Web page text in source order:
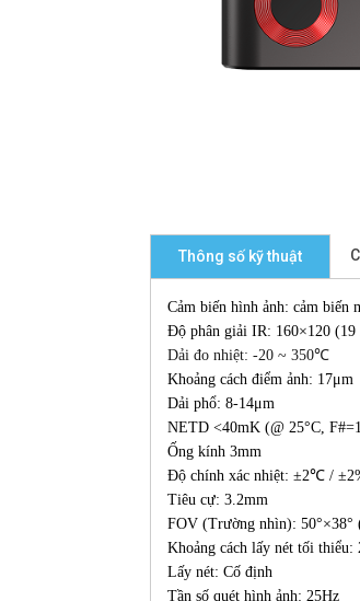
Thông số kỹ thuật
Cảm biến hình ảnh: cảm biến
Độ phân giải IR: 160×120 (19
Dải đo nhiệt: -20 ~ 350℃
Khoảng cách điểm ảnh: 17μm
Dải phổ: 8-14μm
NETD <40mK (@ 25°C,
Ống kính 3mm
Độ chính xác nhiệt: ±2℃ /
Tiêu cự: 3.2mm
FOV (Trường nhìn): 50°×38°
Khoảng cách lấy nét tối thiểu:
Lấy nét: Cố định
Tần số quét hình ảnh: 25Hz